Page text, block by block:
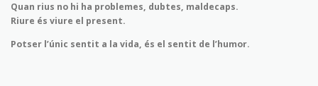
Quan rius no hi ha problemes, dubtes, maldecaps.
Riure és viure el present.
Potser l’únic sentit a la vida, és el sentit de l’humor.